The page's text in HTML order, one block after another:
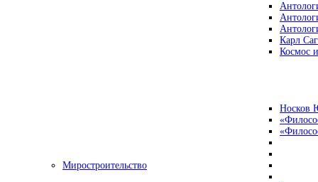
Карл
Космос
Носков
Миростроительство